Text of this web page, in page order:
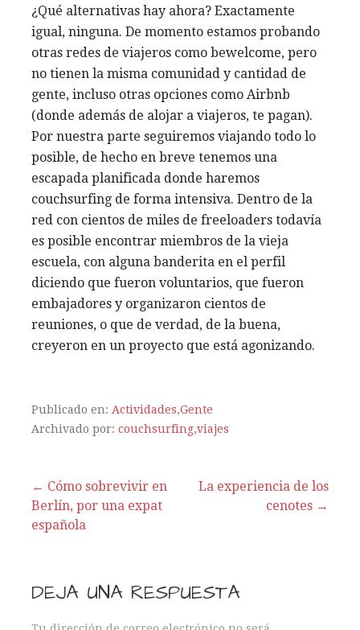
¿Qué alternativas hay ahora? Exactamente
igual, ninguna. De momento estamos probando
otras redes de viajeros como bewelcome, pero
no tienen la misma comunidad y cantidad de
gente, incluso otras opciones como Airbnb
(donde además de alojar a viajeros, te pagan).
Por nuestra parte seguiremos viajando todo lo
posible, de hecho en breve tenemos una
escapada planificada donde haremos
couchsurfing de forma intensiva. Dentro de la
red con cientos de miles de freeloaders todavía
es posible encontrar miembros de la vieja
escuela, con alguna banderita en el perfil
diciendo que fueron voluntarios, que fueron
embajadores y organizaron cientos de
reuniones, o que de verdad, de la buena,
creyeron en un proyecto que está agonizando.
Publicado en: Actividades,Gente
Archivado por: couchsurfing,viajes
← Cómo sobrevivir en
Berlín, por una expat
española
La experiencia de los
cenotes →
DEJA UNA RESPUESTA